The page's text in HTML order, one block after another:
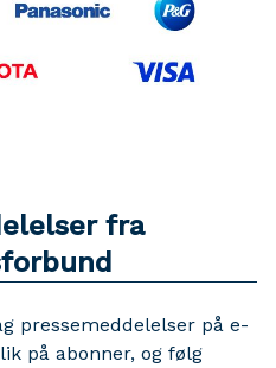
fra
pressemeddelelser på e-
på abonner, og følg